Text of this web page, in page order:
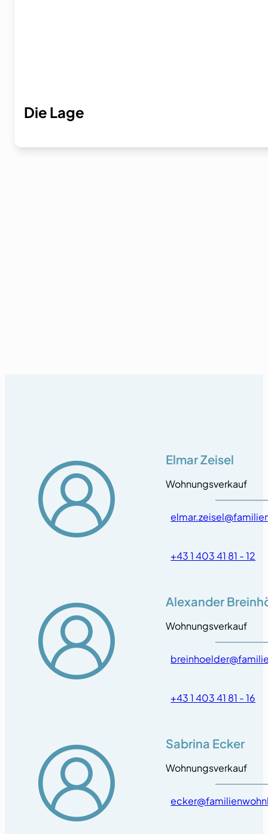
Die Lage
Elmar Zeisel
Wohnungsverkauf
+43 1 403 41 81 - 12
Alexander
Wohnungsverkauf
+43 1 403 41 81 - 16
Sabrina Ecker
Wohnungsverkauf